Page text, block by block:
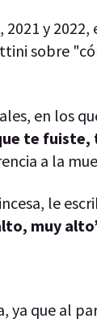
y
sobre
en los
te
a la
le
muy
que al